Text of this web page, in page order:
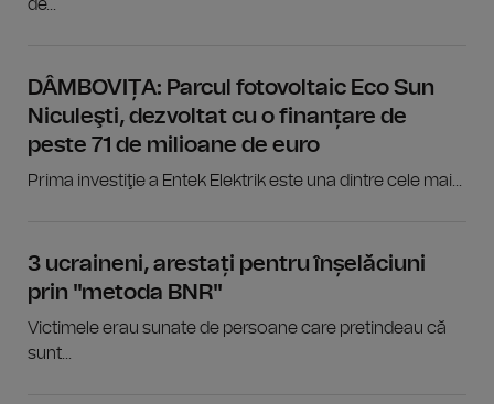
de...
DÂMBOVIȚA: Parcul fotovoltaic Eco Sun
Niculeşti, dezvoltat cu o finanțare de
peste 71 de milioane de euro
Prima investiţie a Entek Elektrik este una dintre cele mai...
3 ucraineni, arestați pentru înșelăciuni
prin "metoda BNR"
Victimele erau sunate de persoane care pretindeau că
sunt...